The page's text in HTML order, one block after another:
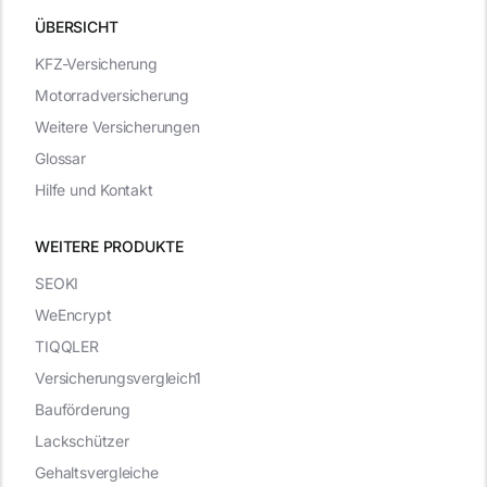
ÜBERSICHT
WEITERE PRODUKTE
KFZ-Versicherung
Motorradversicherung
Weitere Versicherungen
Glossar
Hilfe und Kontakt
SEOKI
WeEncrypt
TIQQLER
Versicherungsvergleich1
Bauförderung
Lackschützer
Gehaltsvergleiche